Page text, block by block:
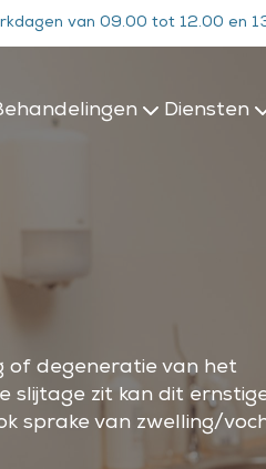
van 09.00 tot 12.00 en
Diensten
of degeneratie van het
slijtage zit kan dit
sprake van zwelling/